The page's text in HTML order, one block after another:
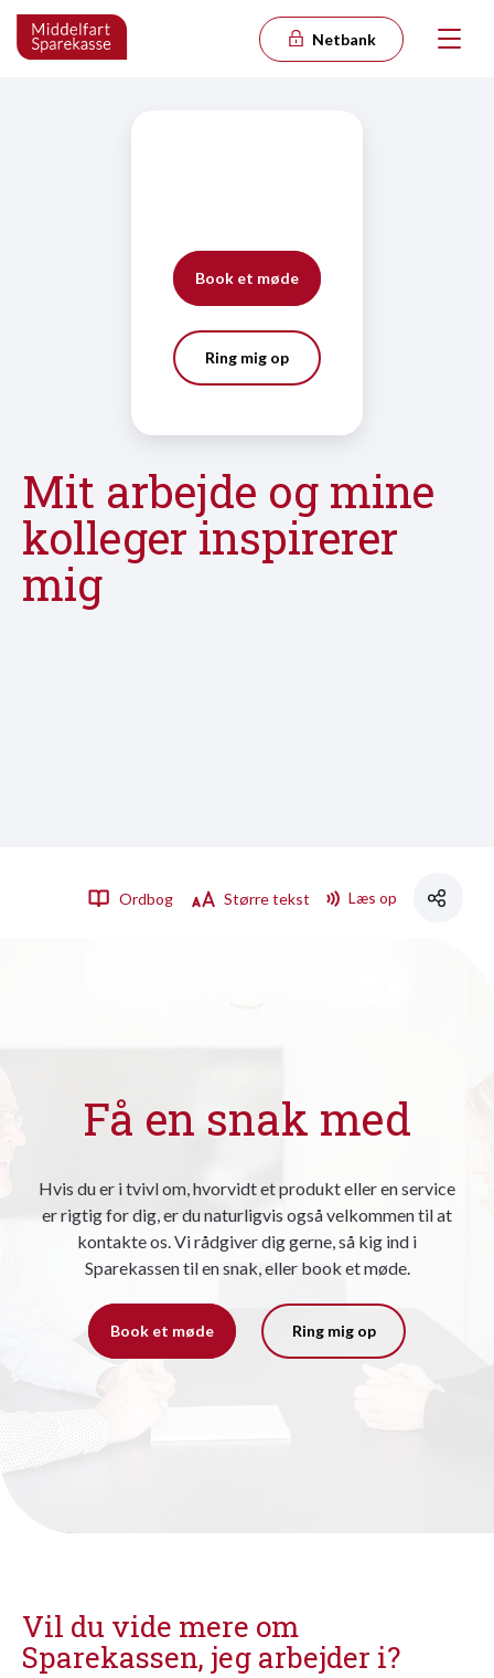
Netbank
Book et møde
Ring mig op
Mit arbejde og mine
kolleger inspirerer
mig
Ordbog Større tekst Læs op
Få en snak med
Hvis du er i tvivl om, hvorvidt et produkt eller en service
er rigtig for dig, er du naturligvis også velkommen til at
kontakte os. Vi rådgiver dig gerne, så kig ind i
Sparekassen til en snak, eller book et møde.
Book et møde Ring mig op
Vil du vide mere om
Sparekassen, jeg arbejder i?